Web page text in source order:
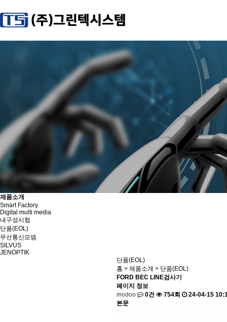
제품소개
Smart Factory
Digital multi media
내구성시험
단품(EOL)
무선통신모뎀
SILVUS
JENOPTIK
단품(EOL)
홈 > 제품소개 > 단품(EOL)
FORD BEC LINE검사기
페이지 정보
modoo
0건 754회
24-04-15
본문